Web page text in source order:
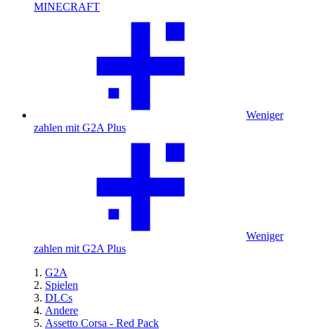
MINECRAFT
Weniger
zahlen mit G2A Plus
Weniger
zahlen mit G2A Plus
G2A
Spielen
DLCs
Andere
Assetto Corsa - Red Pack